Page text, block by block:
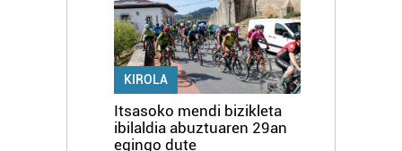
KIROLA
Itsasoko mendi bizikleta
ibilaldia abuztuaren 29an
egingo dute